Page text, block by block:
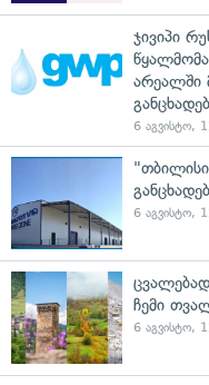
ჯივიპი
არეალში
6 აგვისტო,
6 აგვისტო,
ჩემი
6 აგვისტო,